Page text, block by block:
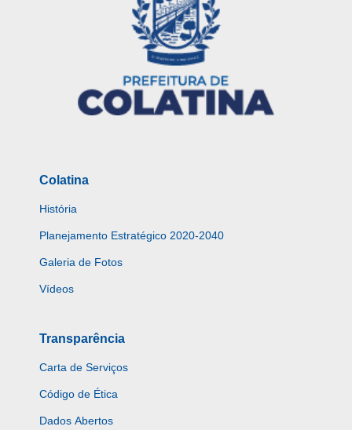
Colatina
História
Planejamento Estratégico 2020-2040
Galeria de Fotos
Vídeos
Transparência
Carta de Serviços
Código de Ética
Dados Abertos